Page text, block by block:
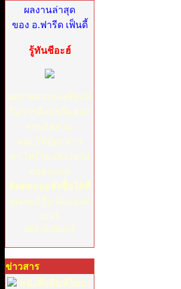
ผลงานล่าสุด
ของ อ.ฟารีด เฟ็นดี้
รู้ทันชีอะฮ์
เผยกลลวงของชีอะห์
ในการดึงมุสลิมออก
จากอิสลาม
ตอบโต้ข้อกล่าว
หา,ใส่ร้าย,ประณาม
ศอฮาบะห์
ติดต่อและสั่งซื้อได้ที่
คุณยะอ์กู๊บ น้อยนงค์
เยาว์
084 0004619
ข่าวสาร
หนังสือพิมพ์ไทย :